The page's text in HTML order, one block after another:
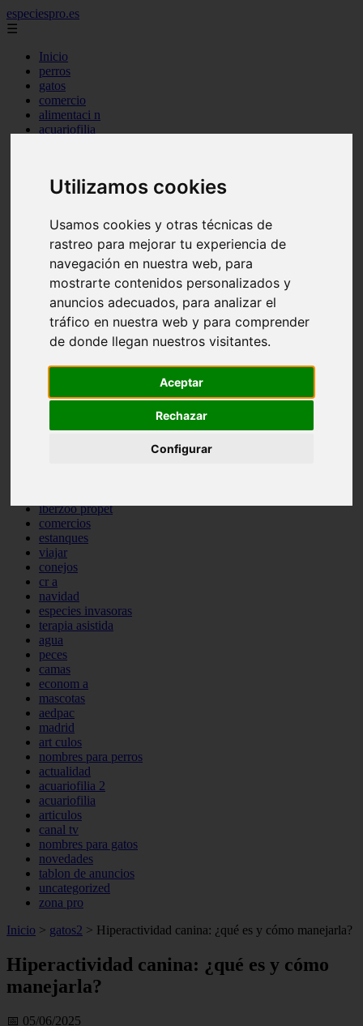
Utilizamos cookies
Usamos cookies y otras técnicas de
rastreo para mejorar tu experiencia de
navegación en nuestra web, para
mostrarte contenidos personalizados y
anuncios adecuados, para analizar el
tráfico en nuestra web y para comprender
de donde llegan nuestros visitantes.
Aceptar
Rechazar
Configurar
especiespro.es
☰
Inicio
perros
gatos
comercio
alimentaci n
acuariofilia
ventas
aves
marketing
bienestar
peque os mam feros
legislaci n
peluquer a
accesorios
peluquer a canina
complementos
consejos
reptiles
iberzoo propet
comercios
estanques
viajar
conejos
cr a
navidad
especies invasoras
terapia asistida
agua
peces
camas
econom a
mascotas
aedpac
madrid
art culos
nombres para perros
actualidad
acuariofilia 2
acuariofilia
articulos
canal tv
nombres para gatos
novedades
tablon de anuncios
uncategorized
zona pro
Inicio > gatos2 > Hiperactividad canina: ¿qué es y cómo manejarla?
Hiperactividad canina: ¿qué es y cómo
manejarla?
📅 05/06/2025